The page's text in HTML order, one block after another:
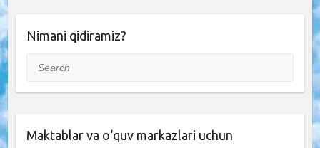
Nimani qidiramiz?
Search
Maktablar va o‘quv markazlari uchun